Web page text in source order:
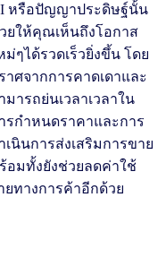
หรือปัญญาประดิษฐ์นั้น
ยให้คุณเห็นถึงโอกาส
ม่ๆได้รวดเร็วยิ่งขึ้น โดย
าศจากการคาดเดาและ
มารถย่นเวลาเวลาใน
รกำหนดราคาและการ
เนินการส่งเสริมการขาย
อมทั้งยังช่วยลดค่าใช้
ยทางการค้าอีกด้วย